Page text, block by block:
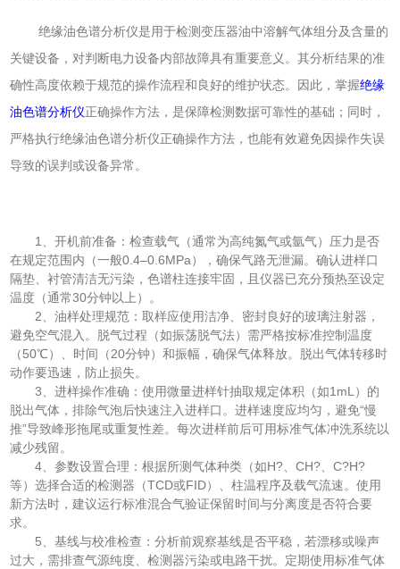
绝缘油色谱分析仪是用于检测变压器油中溶解气体组分及含量的
关键设备，对判断电力设备内部故障具有重要意义。其分析结果的准
确性高度依赖于规范的操作流程和良好的维护状态。因此，掌握绝缘
油色谱分析仪正确操作方法，是保障检测数据可靠性的基础；同时，
严格执行绝缘油色谱分析仪正确操作方法，也能有效避免因操作失误
导致的误判或设备异常。
1、开机前准备：检查载气（通常为高纯氮气或氩气）压力是否
在规定范围内（一般0.4–0.6MPa），确保气路无泄漏。确认进样口
隔垫、衬管清洁无污染，色谱柱连接牢固，且仪器已充分预热至设定
温度（通常30分钟以上）。
2、油样处理规范：取样应使用洁净、密封良好的玻璃注射器，
避免空气混入。脱气过程（如振荡脱气法）需严格按标准控制温度
（50℃）、时间（20分钟）和振幅，确保气体释放。脱出气体转移时
动作要迅速，防止损失。
3、进样操作准确：使用微量进样针抽取规定体积（如1mL）的
脱出气体，排除气泡后快速注入进样口。进样速度应均匀，避免“慢
推”导致峰形拖尾或重复性差。每次进样前后可用标准气体冲洗系统以
减少残留。
4、参数设置合理：根据所测气体种类（如H?、CH?、C?H?
等）选择合适的检测器（TCD或FID）、柱温程序及载气流速。使用
新方法时，建议运行标准混合气验证保留时间与分离度是否符合要
求。
5、基线与校准检查：分析前观察基线是否平稳，若漂移或噪声
过大，需排查气源纯度、检测器污染或电路干扰。定期使用标准气体